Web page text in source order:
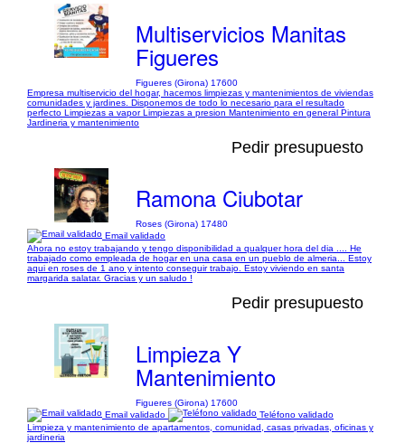
Multiservicios Manitas
Figueres
Figueres (Girona) 17600
Empresa multiservicio del hogar, hacemos limpiezas y mantenimientos de viviendas
comunidades y jardines. Disponemos de todo lo necesario para el resultado
perfecto Limpiezas a vapor Limpiezas a presion Mantenimiento en general Pintura
Jardineria y mantenimiento
Pedir presupuesto
Ramona Ciubotar
Roses (Girona) 17480
Email validado
Ahora no estoy trabajando y tengo disponibilidad a qualquer hora del dia .... He
trabajado como empleada de hogar en una casa en un pueblo de almeria... Estoy
aqui en roses de 1 ano y intento conseguir trabajo. Estoy viviendo en santa
margarida salatar. Gracias y un saludo !
Pedir presupuesto
Limpieza Y
Mantenimiento
Figueres (Girona) 17600
Email validado
Teléfono validado
Limpieza y mantenimiento de apartamentos, comunidad, casas privadas, oficinas y
jardineria